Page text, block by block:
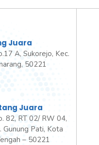
Juara
A, Sukorejo, Kec.
50221
Juara
82, RT 02/ RW 04,
Gunung Pati, Kota
– 50221